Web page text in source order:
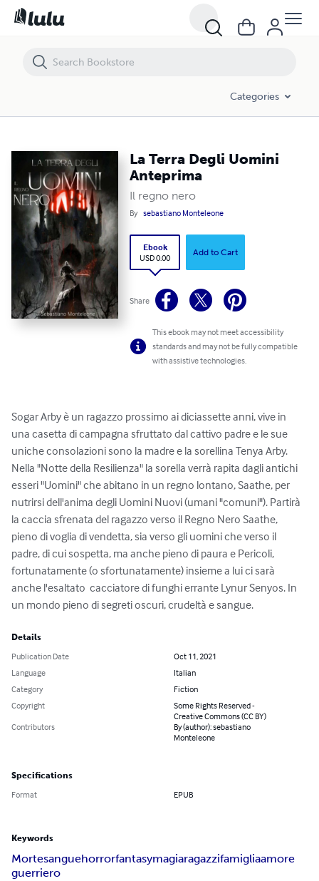
Categories
La Terra Degli Uomini
Anteprima
Il regno nero
By sebastiano Monteleone
Ebook
USD 0.00
Add to Cart
Share
This ebook may not meet accessibility
standards and may not be fully compatible
with assistive technologies.
Sogar Arby è un ragazzo prossimo ai diciassette anni, vive in
una casetta di campagna sfruttato dal cattivo padre e le sue
uniche consolazioni sono la madre e la sorellina Tenya Arby.
Nella "Notte della Resilienza" la sorella verrà rapita dagli antichi
esseri "Uomini" che abitano in un regno lontano, Saathe, per
nutrirsi dell'anima degli Uomini Nuovi (umani "comuni"). Partirà
la caccia sfrenata del ragazzo verso il Regno Nero Saathe,
pieno di voglia di vendetta, sia verso gli uomini che verso il
padre, di cui sospetta, ma anche pieno di paura e Pericoli,
fortunatamente (o sfortunatamente) insieme a lui ci sarà
anche l'esaltato  cacciatore di funghi errante Lynur Senyos. In
un mondo pieno di segreti oscuri, crudeltà e sangue.
Details
Publication Date
Oct 11, 2021
Language
Italian
Category
Fiction
Copyright
Some Rights Reserved -
Creative Commons (CC BY)
Contributors
By (author): sebastiano
Monteleone
Specifications
Format EPUB
Keywords
Mortesanguehorrorfantasymagiaragazzifamigliaamore
guerriero
La Terra Degli Uomini Anteprima